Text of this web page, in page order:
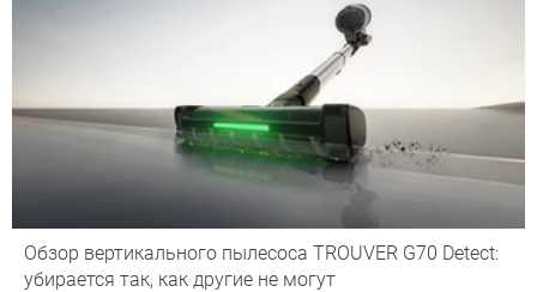
Обзор вертикального пылесоса TROUVER G70 Detect:
убирается так, как другие не могут